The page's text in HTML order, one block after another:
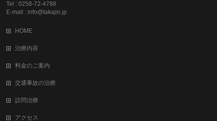
Tel : 0258-72-4788
E-mail : info@takajin.jp
HOME
治療内容
料金のご案内
交通事故の治療
訪問治療
アクセス